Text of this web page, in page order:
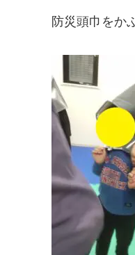
防災頭巾をか